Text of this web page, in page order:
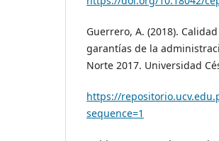
Guerrero, A. (2018).
garantías de la
Norte 2017. Universidad
https://
sequence=1